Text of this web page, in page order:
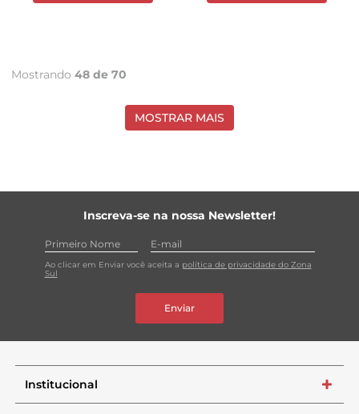
Mostrando 48 de 70
MOSTRAR MAIS
Inscreva-se na nossa Newsletter!
Ao clicar em Enviar você aceita a política de privacidade do Zona
Sul
Enviar
Institucional +